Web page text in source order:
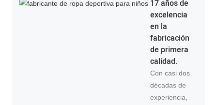
17 años de
excelencia
en la
fabricación
de primera
calidad.
Con casi dos
décadas de
experiencia,